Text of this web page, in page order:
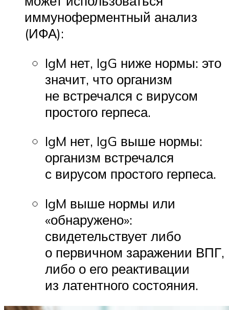
иммуноферментный анализ
(ИФА):
IgM нет, IgG ниже нормы: это
значит, что организм
не встречался с вирусом
простого герпеса.
IgM нет, IgG выше нормы:
организм встречался
с вирусом простого герпеса.
IgM выше нормы или
«обнаружено»:
свидетельствует либо
о первичном заражении ВПГ,
либо о его реактивации
из латентного состояния.